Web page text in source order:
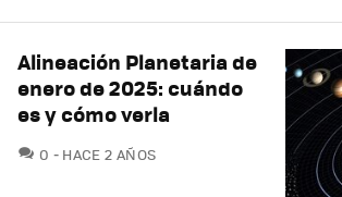
Alineación Planetaria de
enero de 2025: cuándo
es y cómo verla
0 COMENTARIOS
HACE 2 AÑOS